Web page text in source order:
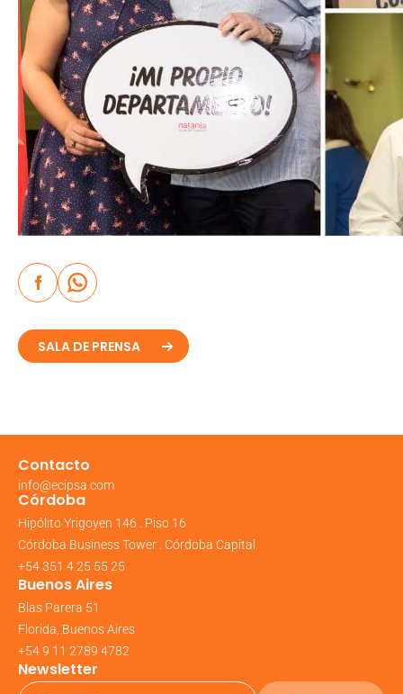
SALA DE PRENSA
Contacto
info@ecipsa.com
Córdoba
Hipólito Yrigoyen 146 . Piso 16
Córdoba Business Tower . Córdoba Capital
+54 351 4 25 55 25
Buenos Aires
Blas Parera 51
Florida, Buenos Aires
+54 9 11 2789 4782
Newsletter